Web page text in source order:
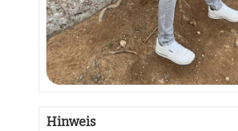
Hinweis